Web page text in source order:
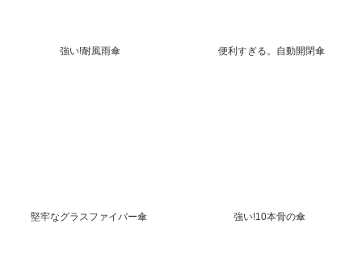
強い!耐風雨傘 便利すぎる。自動開閉傘
堅牢なグラスファイバー傘 強い!10本骨の傘